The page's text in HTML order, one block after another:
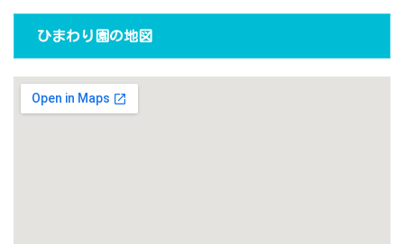
ひまわり園の地図